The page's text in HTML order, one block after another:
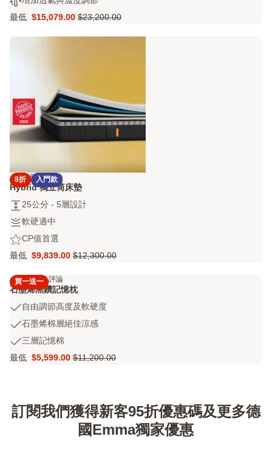
墨
烯
潔
墊
686
評
-
6
適
中，
加
節
最低
Price
$15,079.00
$15,079.00
原
價
$23,200.00
8折 入門款
4.2
out
of
5
6443
評
4.26443 評論
Hybrid 獨立筒床墊
25
公
分
-
5
設
計
25公分 - 5層設計
軟
硬
適
中
軟硬適中
CP
值
選
CP值首選
最低
Price
$9,839.00
$9,839.00
原
$12,300.00
$12,300.00
買一送一
4.3
out
of
2666
評
4.32666 評論
石墨烯黑鑽記憶枕
自
調
節
高
硬
度
自由調節高度及軟硬度
石
烯
棉
涼
感
石墨烯棉層絕佳涼感
三
層
三層記憶棉
最低
Price
$5,599.00
原
$11,200.00
訂閱我們獲得新客95折優惠碼及更多德
國Emma獨家優惠